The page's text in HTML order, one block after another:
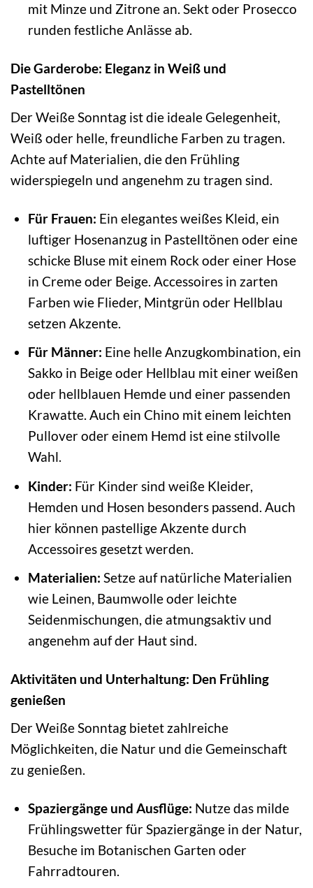
mit Minze und Zitrone an. Sekt oder Prosecco
runden festliche Anlässe ab.
Die Garderobe: Eleganz in Weiß und
Pastelltönen
Der Weiße Sonntag ist die ideale Gelegenheit,
Weiß oder helle, freundliche Farben zu tragen.
Achte auf Materialien, die den Frühling
widerspiegeln und angenehm zu tragen sind.
Für Frauen: Ein elegantes weißes Kleid, ein
luftiger Hosenanzug in Pastelltönen oder eine
schicke Bluse mit einem Rock oder einer Hose
in Creme oder Beige. Accessoires in zarten
Farben wie Flieder, Mintgrün oder Hellblau
setzen Akzente.
Für Männer: Eine helle Anzugkombination, ein
Sakko in Beige oder Hellblau mit einer weißen
oder hellblauen Hemde und einer passenden
Krawatte. Auch ein Chino mit einem leichten
Pullover oder einem Hemd ist eine stilvolle
Wahl.
Kinder: Für Kinder sind weiße Kleider,
Hemden und Hosen besonders passend. Auch
hier können pastellige Akzente durch
Accessoires gesetzt werden.
Materialien: Setze auf natürliche Materialien
wie Leinen, Baumwolle oder leichte
Seidenmischungen, die atmungsaktiv und
angenehm auf der Haut sind.
Aktivitäten und Unterhaltung: Den Frühling
genießen
Der Weiße Sonntag bietet zahlreiche
Möglichkeiten, die Natur und die Gemeinschaft
zu genießen.
Spaziergänge und Ausflüge: Nutze das milde
Frühlingswetter für Spaziergänge in der Natur,
Besuche im Botanischen Garten oder
Fahrradtouren.